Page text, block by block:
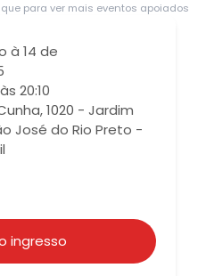
para ver mais eventos apoiados
à 14 de
20:10
1020 - Jardim
José do Rio Preto -
ingresso